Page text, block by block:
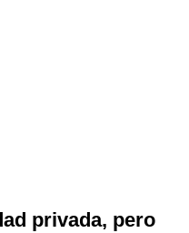
privada, pero